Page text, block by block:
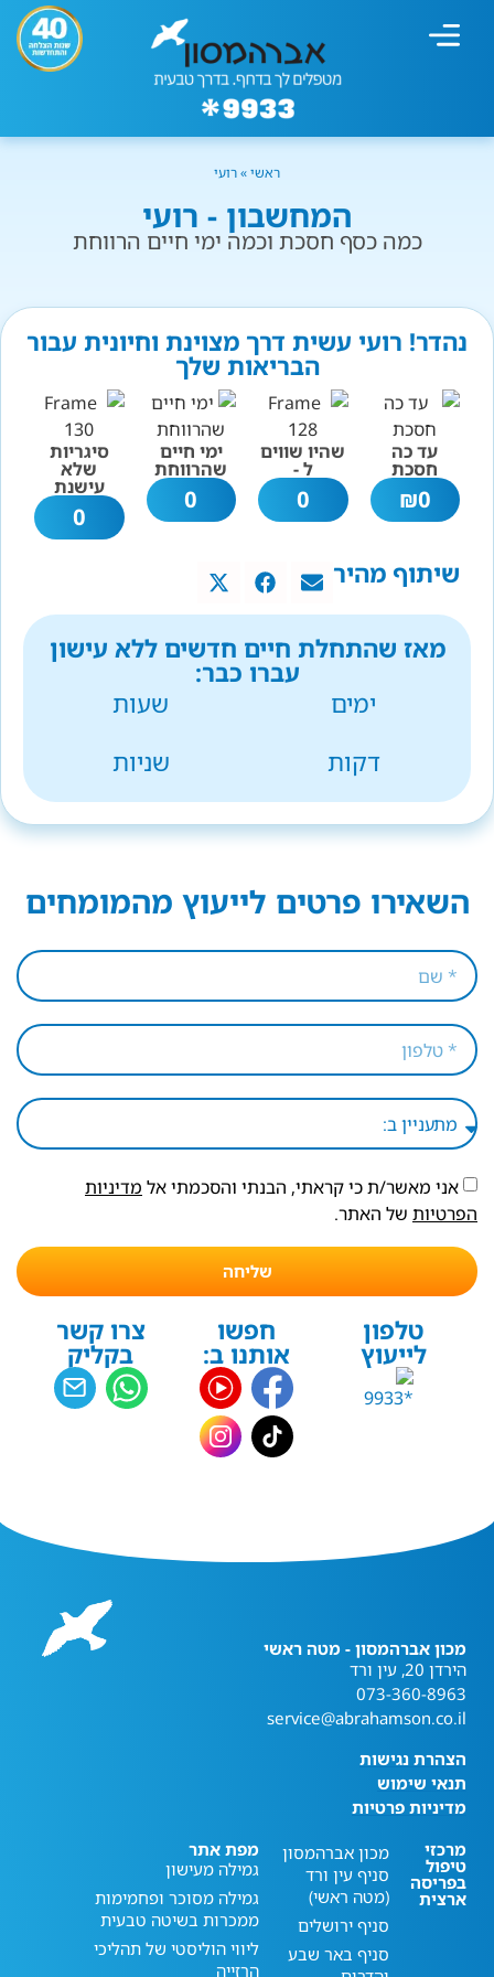
ראשי»רועי
המחשבון - רועי
כמה כסף חסכת וכמה ימי חיים הרווחת
נהדר! רועי עשית דרך מצוינת וחיונית עבור
הבריאות שלך
עד כה
חסכת
0
₪
שהיו שווים
ל -
0
ימי חיים
שהרווחת
0
סיגריות
שלא
עישנת
0
שיתוף מהיר
מאז שהתחלת חיים חדשים ללא עישון
עברו כבר:
ימים
שעות
דקות
שניות
השאירו פרטים לייעוץ מהמומחים
אני מאשר/ת כי קראתי, הבנתי והסכמתי אל מדיניות
הפרטיות של האתר.
שליחה
טלפון
לייעוץ
חפשו
אותנו ב:
צרו קשר
בקליק
מכון אברהמסון - מטה ראשי
הירדן 20, עין ורד
073-360-8963
service@abrahamson.co.il
הצהרת נגישות
תנאי שימוש
מדיניות פרטיות
מרכזי
טיפול
בפריסה
ארצית
מכון אברהמסון
סניף עין ורד
(מטה ראשי)
סניף ירושלים
סניף באר שבע
מפת אתר
גמילה מעישון
גמילה מסוכר ופחמימות
ממכרות בשיטה טבעית
ליווי הוליסטי של תהליכי
הרזייה